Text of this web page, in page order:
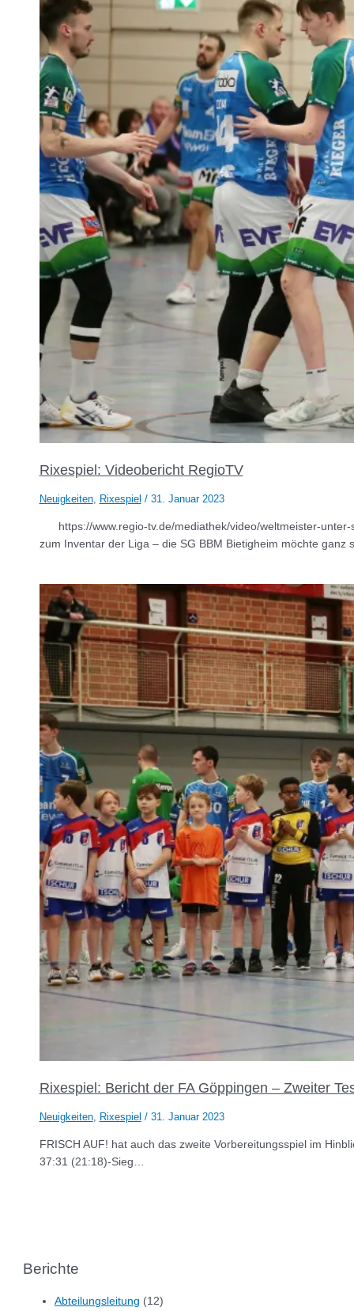
Rixespiel: Videobericht RegioTV
Neuigkeiten, Rixespiel / 31. Januar 2023
https://www.regio-tv.de/mediathek/video/weltmeister-
zum Inventar der Liga – die SG BBM Bietigheim möchte
Rixespiel: Bericht der FA Göppingen – Zweiter
Neuigkeiten, Rixespiel / 31. Januar 2023
FRISCH AUF! hat auch das zweite Vorbereitungsspiel im
37:31 (21:18)-Sieg…
Berichte
Abteilungsleitung (12)